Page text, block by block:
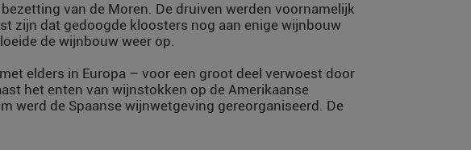
van de Moren. De druiven werden voornamelijk
zijn dat gedoogde kloosters nog aan enige wijnbouw
de wijnbouw weer op.
elders in Europa – voor een groot deel verwoest door
het enten van wijnstokken op de Amerikaanse
werd de Spaanse wijnwetgeving gereorganiseerd. De